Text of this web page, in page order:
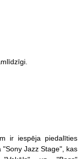
ir iespēja piedalīties
Jazz Stage", kas